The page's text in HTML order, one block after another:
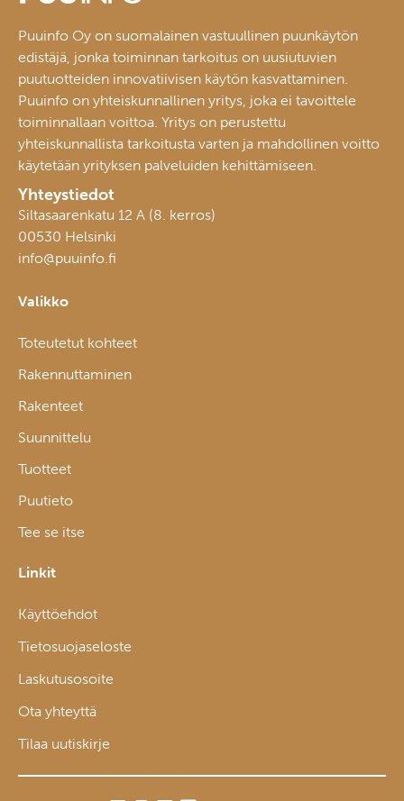
Puuinfo Oy on suomalainen vastuullinen puunkäytön
edistäjä, jonka toiminnan tarkoitus on uusiutuvien
puutuotteiden innovatiivisen käytön kasvattaminen.
Puuinfo on yhteiskunnallinen yritys, joka ei tavoittele
toiminnallaan voittoa. Yritys on perustettu
yhteiskunnallista tarkoitusta varten ja mahdollinen voitto
käytetään yrityksen palveluiden kehittämiseen.
Yhteystiedot
Siltasaarenkatu 12 A (8. kerros)
00530 Helsinki
info@puuinfo.fi
Valikko
Toteutetut kohteet
Rakennuttaminen
Rakenteet
Suunnittelu
Tuotteet
Puutieto
Tee se itse
Linkit
Käyttöehdot
Tietosuojaseloste
Laskutusosoite
Ota yhteyttä
Tilaa uutiskirje